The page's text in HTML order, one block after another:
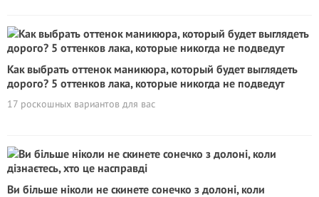
Как выбрать оттенок маникюра, который будет выглядеть
дорого? 5 оттенков лака, которые никогда не подведут
17 роскошных вариантов для вас
Ви більше ніколи не скинете сонечко з долоні, коли